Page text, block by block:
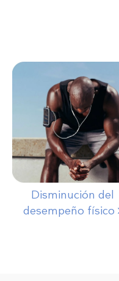
Disminución del
desempeño físico